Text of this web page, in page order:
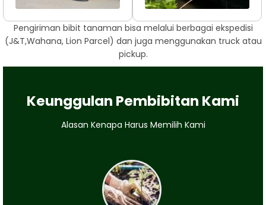
Pengiriman bibit tanaman bisa melalui berbagai ekspedisi
(J&T,Wahana, Lion Parcel) dan juga menggunakan truck atau
pickup.
Keunggulan Pembibitan Kami
Alasan Kenapa Harus Memilih Kami